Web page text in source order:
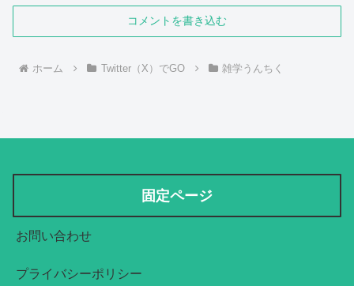
コメントを書き込む
ホーム Twitter（X）でGO 雑学うんちく
固定ページ
お問い合わせ
プライバシーポリシー